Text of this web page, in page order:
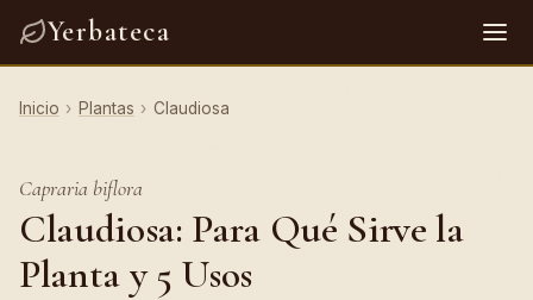
Yerbateca
Inicio › Plantas › Claudiosa
Capraria biflora
Claudiosa: Para Qué Sirve la
Planta y 5 Usos